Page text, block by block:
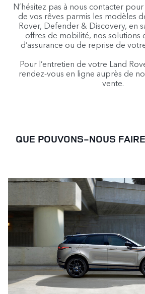
N’hésitez pas à nous contacter
de vos rêves parmis les modèles
Rover, Defender & Discovery, en
offres de mobilité, nos solutions
d’assurance ou de reprise de
Pour l’entretien de votre Land
rendez-vous en ligne auprès de
vente.
QUE POUVONS-NOUS